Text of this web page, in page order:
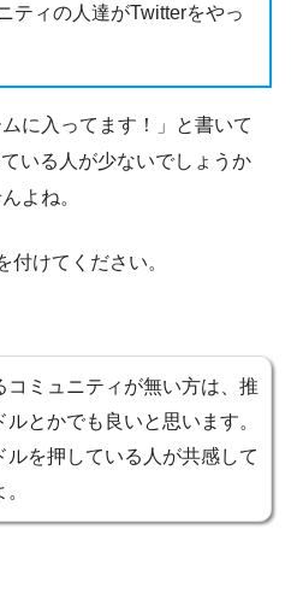
ティの人達がTwitterをやっ
に入ってます！」と書いて
いる人が少ないでしょうか
よね。
付けてください。
コミュニティが無い方は、推
ルとかでも良いと思います。
ルを押している人が共感して